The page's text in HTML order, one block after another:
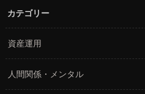
カテゴリー
資産運用
人間関係・メンタル